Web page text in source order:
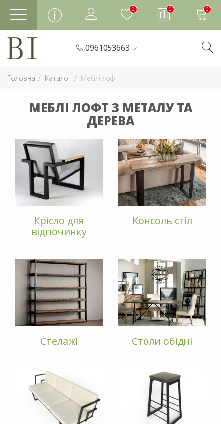
0 0 0
0961053663
Головна Каталог Меблі лофт
МЕБЛІ ЛОФТ З МЕТАЛУ ТА
ДЕРЕВА
Крісло для
відпочинку
Консоль стіл
Стелажі Столи обідні